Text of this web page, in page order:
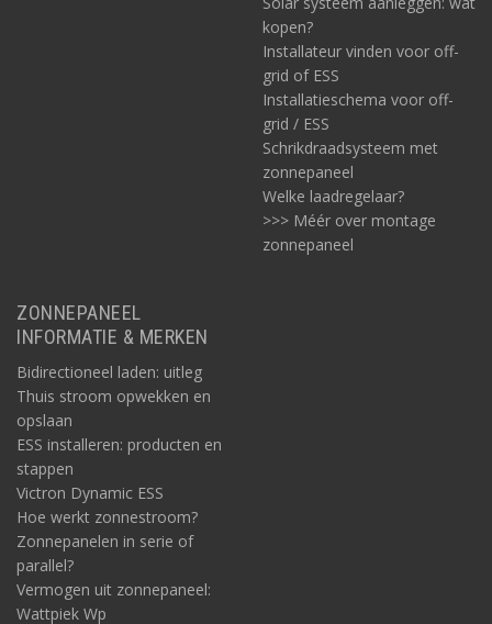
extra 12V (of 24V) accu, DC-DC lader plus omvormer van 3500W
voor naar 230V. Daarbij wijzen wij ook op de mogelijkheid van
combinatie met een solar systeem. Dit gaat meestal
gepaard met buigzame zonnepanelen zoals voor op het dak van
Voor een uitleg over de (extra) benodigdheden daarvoor, zoals
een laadregelaar, adviseren we
verwijzen we hierbij naar onze pagina met
Kopen van Mastervolt DC-DC productvarianten
voor rijden en laden onderweg
Op Acculaders.nl zijn complete mobiele energiesets
zoals van
Mastervolt
. Zoals voor een systeem met 3500W
vermogen; zie de huidige pagina.
Maar we bieden ook totaalpakketten voor DC-DC mobiele
systemen voor de volgende capaciteiten:
kopen?
Installateur vinden voor off-
grid of ESS
Installatieschema voor off-
grid / ESS
Schrikdraadsysteem met
zonnepaneel
Welke laadregelaar?
>>> Méér over montage
zonnepaneel
ZONNEPANEEL
INFORMATIE & MERKEN
Bidirectioneel laden: uitleg
Thuis stroom opwekken en
opslaan
ESS installeren: producten en
stappen
Victron Dynamic ESS
Hoe werkt zonnestroom?
Zonnepanelen in serie of
parallel?
Vermogen uit zonnepaneel:
Wattpiek Wp